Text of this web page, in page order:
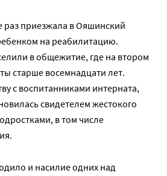
раз приезжала в Ояшинский
на реабилитацию.
в общежитие, где на втором
старше восемнадцати лет.
с воспитанниками интерната,
свидетелем жестокого
в том числе
и насилие одних над